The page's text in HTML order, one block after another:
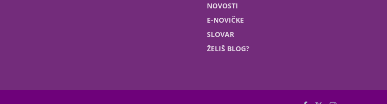
NOVOSTI
E-NOVIČKE
SLOVAR
ŽELIŠ BLOG?